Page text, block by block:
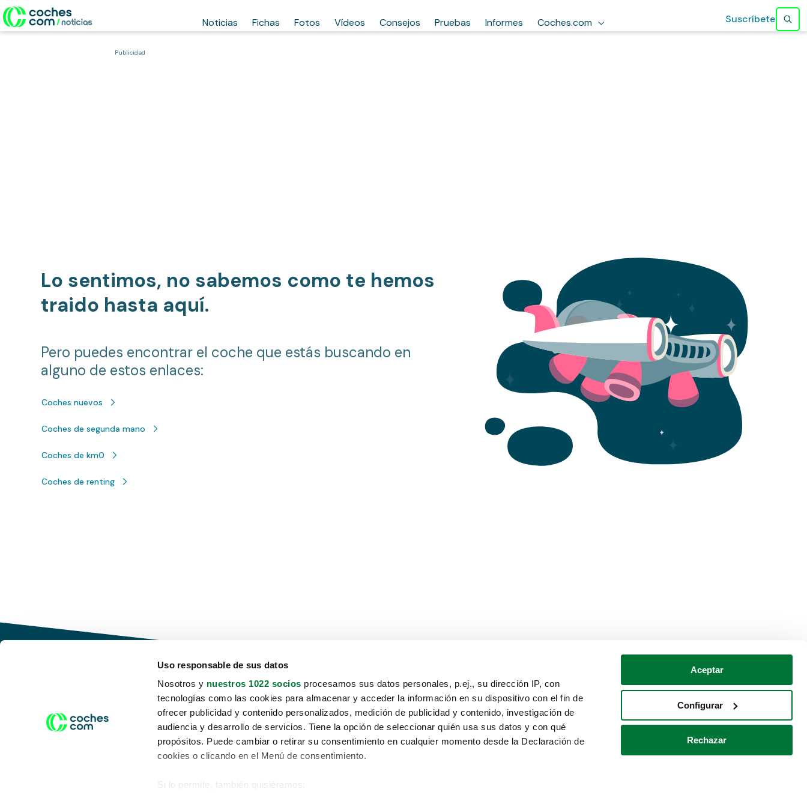
Uso responsable de sus datos
Nosotros y nuestros 1022 socios procesamos sus datos personales, p.ej., su dirección IP, con
tecnologías como las cookies para almacenar y acceder la información en su dispositivo con el fin de
ofrecer publicidad y contenido personalizados, medición de publicidad y contenido, investigación de
audiencia y desarrollo de servicios. Tiene la opción de seleccionar quién usa sus datos y con qué
propósitos. Puede cambiar o retirar su consentimiento en cualquier momento desde la Declaración de
cookies o clicando en el Menú de consentimiento.
Si lo permite, también quisiéramos:
Aceptar
Configurar
Rechazar
Noticias Fichas Fotos Vídeos Consejos Pruebas Informes Coches.com Suscríbete
Publicidad
Lo sentimos, no sabemos como te hemos
traido hasta aquí.
Pero puedes encontrar el coche que estás buscando en
alguno de estos enlaces:
Coches nuevos
Coches de segunda mano
Coches de km0
Coches de renting
Conduce tu futuro,
desata tu movilidad